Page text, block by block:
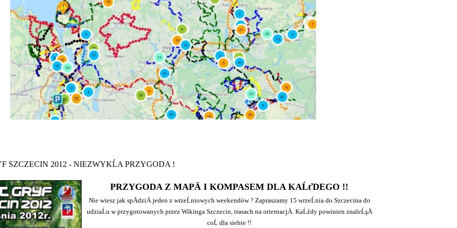
SZCZECIN 2012 - NIEZWYKĹA PRZYGODA !
PRZYGODA Z MAPÄ I KOMPASEM DLA KAĹťDEGO !!
Nie wiesz jak spÄdziÄ jeden z wrzeĹniowych weekendów ? Zapraszamy 15 wrzeĹnia do Szczecina do
udziaĹu w przygotowanych przez Wikinga Szczecin, trasach na orientacjÄ. KaĹźdy powinien znaleĹşÄ
coĹ dla siebie !!